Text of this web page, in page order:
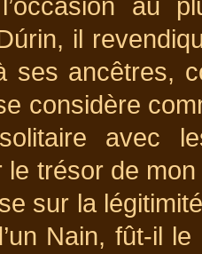
au
il
ses ancêtres,
considère
solitaire avec
le trésor de
sur la
Nain, fût-il le